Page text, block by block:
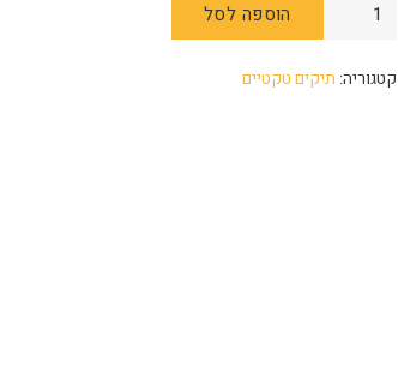
הוספה לסל
קטגוריה: תיקים טקטיים